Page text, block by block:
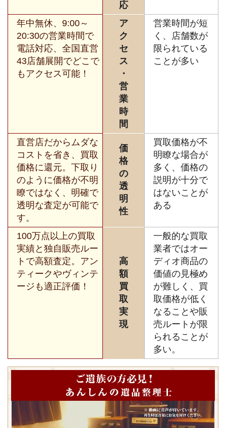
応
年中無休、9:00～
20:30の営業時間で
電話対応、全国直営
43店舗展開でどこで
もアクセス可能！
ア
ク
セ
ス
・
営
業
時
間
営業時間が短
く、店舗数が
限られている
ことが多い
直営店だからムダな
コストを省き、買取
価格に還元。下取り
のように価格が不明
瞭ではなく、明確で
透明な査定が可能で
す。
価
格
の
透
明
性
買取価格が不
明瞭な場合が
多く、価格の
説明が十分で
はないことが
ある
100万点以上の買取
実績と独自販売ルー
トで高額査定。アン
ティークやヴィンテ
ージも適正評価！
高
額
買
取
実
現
一般的な買取
業者ではオー
ディオ商品の
価値の見極め
が難しく、買
取価格が低く
なることや販
売ルートが限
られることが
多い。